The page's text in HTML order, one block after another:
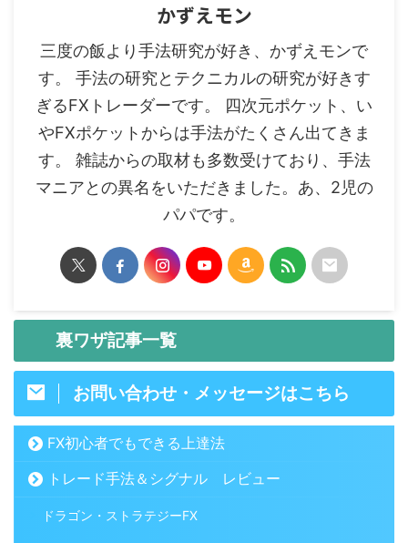
かずえモン
三度の飯より手法研究が好き、かずえモンで
す。 手法の研究とテクニカルの研究が好きす
ぎるFXトレーダーです。 四次元ポケット、い
やFXポケットからは手法がたくさん出てきま
す。 雑誌からの取材も多数受けており、手法
マニアとの異名をいただきました。あ、2児の
パパです。
裏ワザ記事一覧
お問い合わせ・メッセージはこちら
FX初心者でもできる上達法
トレード手法＆シグナル レビュー
ドラゴン・ストラテジーFX